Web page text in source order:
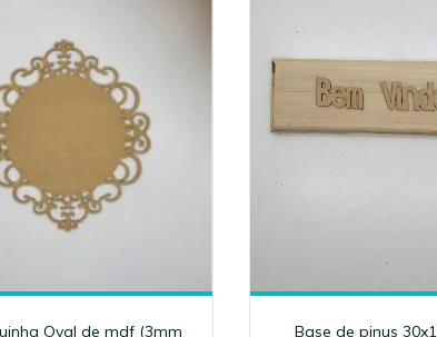
Oval de mdf (3mm
Base de pinus